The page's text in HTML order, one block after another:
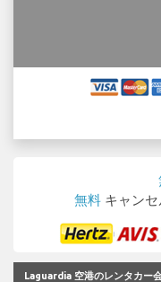
無料 キャンセ
Laguardia 空港のレンタカー